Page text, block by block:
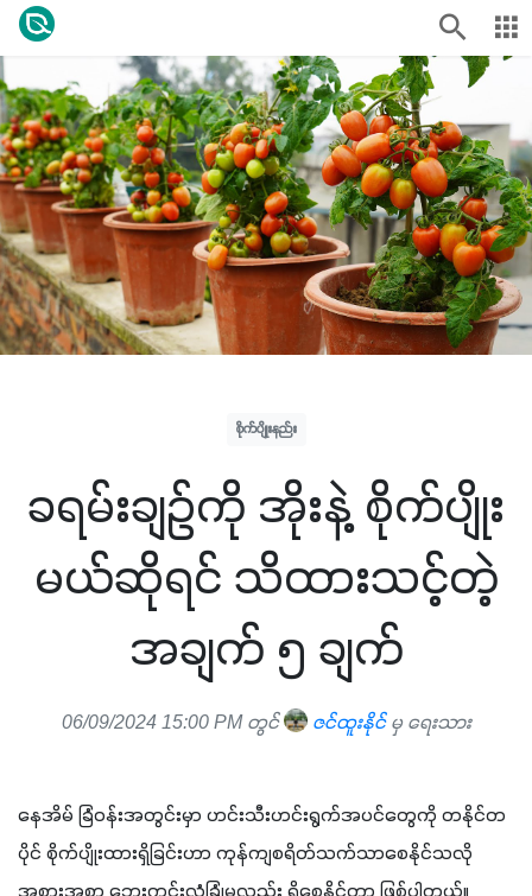
စိုက်ပျိုးနည်း
ခရမ်းချဥ်ကို အိုးနဲ့ စိုက်ပျိုး
မယ်ဆိုရင် သိထားသင့်တဲ့
အချက် ၅ ချက်
06/09/2024 15:00 PM တွင် ဇင်ထူးနိုင်မှ ရေးသား
နေအိမ် ခြံဝန်းအတွင်းမှာ ဟင်းသီးဟင်းရွက်အပင်တွေကို တနိုင်တ
ပိုင် စိုက်ပျိုးထားရှိခြင်းဟာ ကုန်ကျစရိတ်သက်သာစေနိုင်သလို